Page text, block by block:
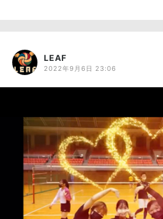
LEAF
2022年9月6日 23:06